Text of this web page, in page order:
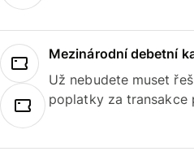
Mezinárodní debetní
Už nebudete muset
poplatky za transakce